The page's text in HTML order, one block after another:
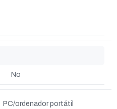
No
PC/ordenador portátil